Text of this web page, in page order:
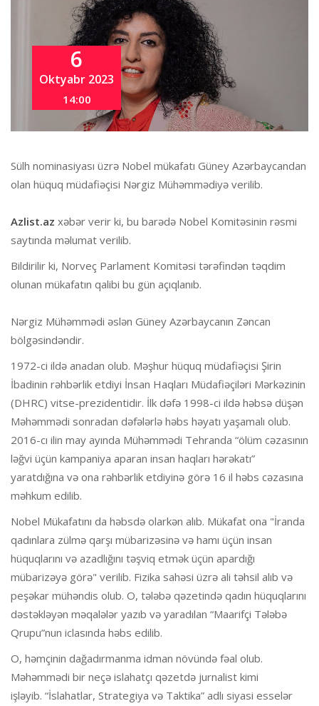
6
Oktyabr 2023
14:00
Sülh nominasiyası üzrə Nobel mükafatı Güney Azərbaycandan
olan hüquq müdafiəçisi Nərgiz Mühəmmədiyə verilib.
Azlist.az xəbər verir ki, bu barədə Nobel Komitəsinin rəsmi
saytında məlumat verilib.
Bildirilir ki, Norveç Parlament Komitəsi tərəfindən təqdim
olunan mükafatın qalibi bu gün açıqlanıb.
Nərgiz Mühəmmədi əslən Güney Azərbaycanın Zəncan
bölgəsindəndir.
1972-ci ildə anadan olub. Məşhur hüquq müdafiəçisi Şirin
İbadinin rəhbərlik etdiyi İnsan Haqları Müdafiəçiləri Mərkəzinin
(DHRC) vitse-prezidentidir. İlk dəfə 1998-ci ildə həbsə düşən
Məhəmmədi sonradan dəfələrlə həbs həyatı yaşamalı olub.
2016-cı ilin may ayında Mühəmmədi Tehranda “ölüm cəzasının
ləğvi üçün kampaniya aparan insan haqları hərəkatı”
yaratdığına və ona rəhbərlik etdiyinə görə 16 il həbs cəzasına
məhkum edilib.
Nobel Mükafatını da həbsdə olarkən alıb. Mükafat ona "İranda
qadınlara zülmə qarşı mübarizəsinə və hamı üçün insan
hüquqlarını və azadlığını təşviq etmək üçün apardığı
mübarizəyə görə" verilib. Fizika sahəsi üzrə ali təhsil alıb və
peşəkar mühəndis olub. O, tələbə qəzetində qadın hüquqlarını
dəstəkləyən məqalələr yazıb və yaradılan “Maarifçi Tələbə
Qrupu”nun iclasında həbs edilib.
O, həmçinin dağadırmanma idman növündə fəal olub.
Məhəmmədi bir neçə islahatçı qəzetdə jurnalist kimi
işləyib. “İslahatlar, Strategiya və Taktika” adlı siyasi esselər